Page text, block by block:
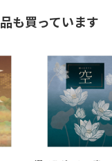
も買っています